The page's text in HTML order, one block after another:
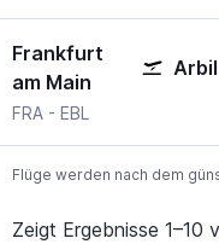
Frankfurt
am Main
Arbil
FRA Frankfurt am Main
- EBL
Flüge werden nach dem
Zeigt Ergebnisse 1–10